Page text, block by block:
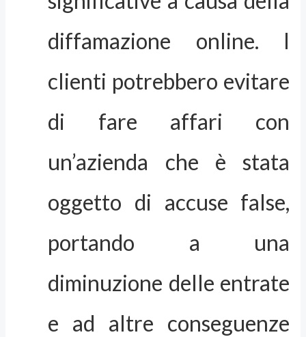
diffamazione online. I
clienti potrebbero evitare
di fare affari con
un’azienda che è stata
oggetto di accuse false,
portando a una
diminuzione delle entrate
e ad altre conseguenze